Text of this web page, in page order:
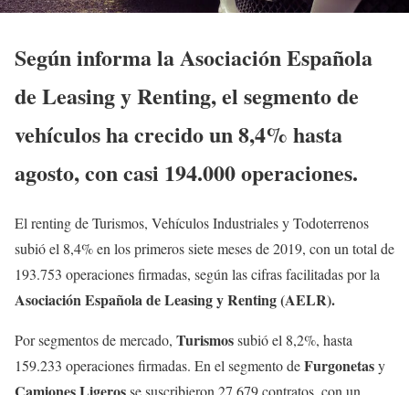
Según informa la Asociación Española
de Leasing y Renting, el segmento de
vehículos ha crecido un 8,4% hasta
agosto, con casi 194.000 operaciones.
El renting de Turismos, Vehículos Industriales y Todoterrenos
subió el 8,4% en los primeros siete meses de 2019, con un total de
193.753 operaciones firmadas, según las cifras facilitadas por la
Asociación Española de Leasing y Renting (AELR).
Por segmentos de mercado, Turismossubió el 8,2%, hasta
159.233 operaciones firmadas. En el segmento deFurgonetasy
se suscribieron 27.679 contratos, con un